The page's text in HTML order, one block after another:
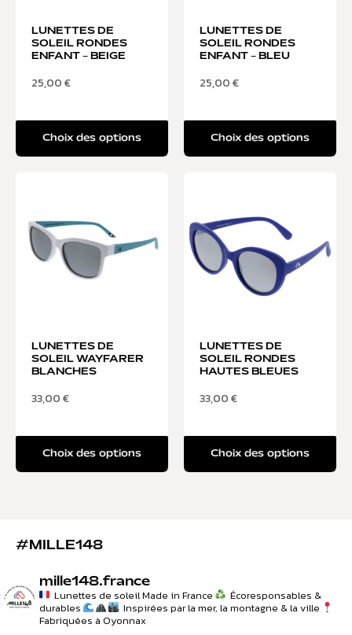
LUNETTES DE
SOLEIL RONDES
ENFANT – BEIGE
25,00€
Choix des options
LUNETTES DE
SOLEIL RONDES
ENFANT – BLEU
25,00€
Choix des options
LUNETTES DE
SOLEIL WAYFARER
BLANCHES
33,00€
Choix des options
LUNETTES DE
SOLEIL RONDES
HAUTES BLEUES
33,00€
Choix des options
#MILLE148
mille148.france
Lunettes de soleil Made in France
Écoresponsables &
durables
Inspirées par la mer, la montagne & la ville
Fabriquées à Oyonnax